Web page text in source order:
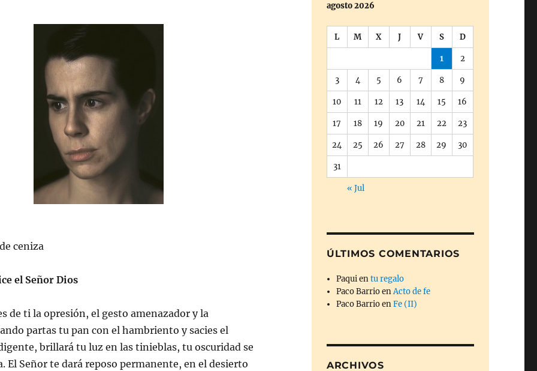
ceniza
el Señor Dios
de ti la opresión, el gesto amenazador y la
partas tu pan con el hambriento y sacies el
brillará tu luz en las tinieblas, tu oscuridad se
El Señor te dará reposo permanente, en el desierto
agosto 2026
L M X J V S D
1 2
3 4 5 6 7 8 9
10 11 12 13 14 15 16
17 18 19 20 21 22 23
24 25 26 27 28 29 30
31
« Jul
ÚLTIMOS COMENTARIOS
Paquientu regalo
Paco BarrioenActo de fe
Paco BarrioenFe (II)
ARCHIVOS